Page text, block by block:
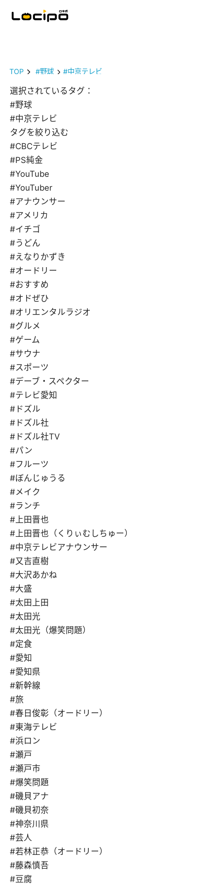
TOP #野球 #中京テレビ
選択されているタグ：
#野球
#中京テレビ
タグを絞り込む
#CBCテレビ
#PS純金
#YouTube
#YouTuber
#アナウンサー
#アメリカ
#イチゴ
#うどん
#えなりかずき
#オードリー
#おすすめ
#オドぜひ
#オリエンタルラジオ
#グルメ
#ゲーム
#サウナ
#スポーツ
#デーブ・スペクター
#テレビ愛知
#ドズル
#ドズル社
#ドズル社TV
#パン
#フルーツ
#ぼんじゅうる
#メイク
#ランチ
#上田晋也
#上田晋也（くりぃむしちゅー）
#中京テレビアナウンサー
#又吉直樹
#大沢あかね
#大盛
#太田上田
#太田光
#太田光（爆笑問題）
#定食
#愛知
#愛知県
#新幹線
#旅
#春日俊彰（オードリー）
#東海テレビ
#浜ロン
#瀬戸
#瀬戸市
#爆笑問題
#磯貝アナ
#磯貝初奈
#神奈川県
#芸人
#若林正恭（オードリー）
#藤森慎吾
#豆腐